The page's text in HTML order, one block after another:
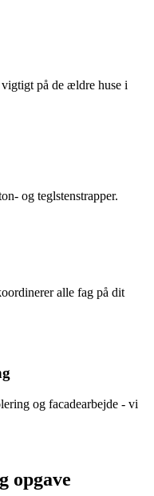
på de ældre huse i
og teglstenstrapper.
alle fag på dit
og facadearbejde - vi
opgave